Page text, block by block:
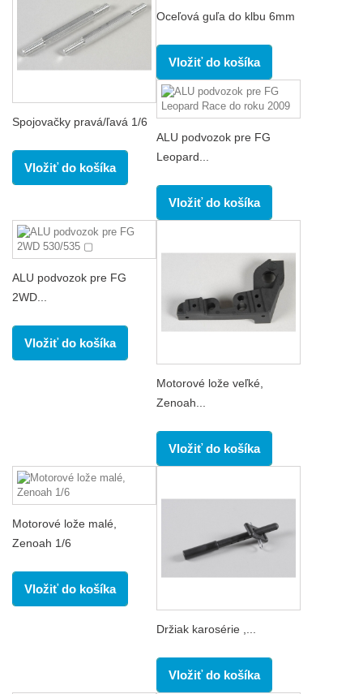
Spojovačky pravá/ľavá 1/6
Vložiť do košíka
Oceľová guľa do klbu 6mm
Vložiť do košíka
ALU podvozok pre FG
Leopard...
Vložiť do košíka
ALU podvozok pre FG
2WD...
Vložiť do košíka
Motorové lože veľké,
Zenoah...
Vložiť do košíka
Motorové lože malé,
Zenoah 1/6
Vložiť do košíka
Držiak karosérie ,...
Vložiť do košíka